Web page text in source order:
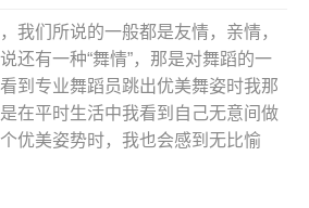
们所说的一般都是友情，亲情，
还有一种“舞情”，那是对舞蹈的一
到专业舞蹈员跳出优美舞姿时我那
在平时生活中我看到自己无意间做
优美姿势时，我也会感到无比愉